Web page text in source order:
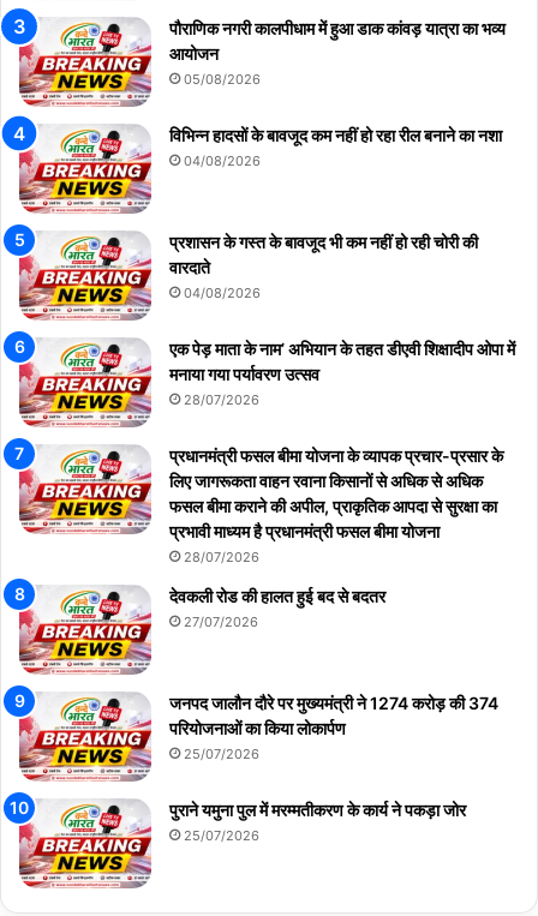
पौराणिक नगरी कालपीधाम में हुआ डाक कांवड़ यात्रा का भव्य
आयोजन
05/08/2026
विभिन्न हादसों के बावजूद कम नहीं हो रहा रील बनाने का नशा
04/08/2026
प्रशासन के गस्त के बावजूद भी कम नहीं हो रही चोरी की
वारदाते
04/08/2026
एक पेड़ माता के नाम’ अभियान के तहत डीएवी शिक्षादीप ओपा में
मनाया गया पर्यावरण उत्सव
28/07/2026
प्रधानमंत्री फसल बीमा योजना के व्यापक प्रचार-प्रसार के
लिए जागरूकता वाहन रवाना किसानों से अधिक से अधिक
फसल बीमा कराने की अपील, प्राकृतिक आपदा से सुरक्षा का
प्रभावी माध्यम है प्रधानमंत्री फसल बीमा योजना
28/07/2026
देवकली रोड की हालत हुई बद से बदतर
27/07/2026
जनपद जालौन दौरे पर मुख्यमंत्री ने 1274 करोड़ की 374
परियोजनाओं का किया लोकार्पण
25/07/2026
पुराने यमुना पुल में मरम्मतीकरण के कार्य ने पकड़ा जोर
25/07/2026